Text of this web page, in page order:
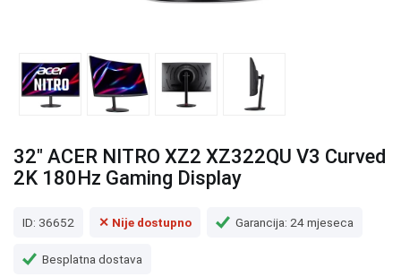
32" ACER NITRO XZ2 XZ322QU V3 Curved
2K 180Hz Gaming Display
ID: 36652 ✕ Nije dostupno Garancija: 24 mjeseca
Besplatna dostava